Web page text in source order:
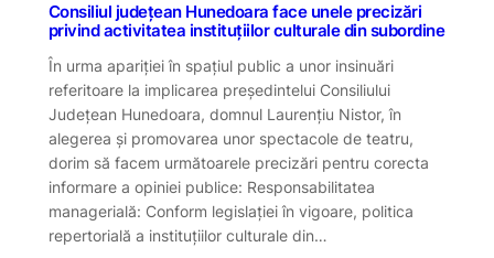
Consiliul județean Hunedoara face unele precizări
privind activitatea instituțiilor culturale din subordine
În urma apariției în spațiul public a unor insinuări
referitoare la implicarea președintelui Consiliului
Județean Hunedoara, domnul Laurențiu Nistor, în
alegerea și promovarea unor spectacole de teatru,
dorim să facem următoarele precizări pentru corecta
informare a opiniei publice: Responsabilitatea
managerială: Conform legislației în vigoare, politica
repertorială a instituțiilor culturale din…